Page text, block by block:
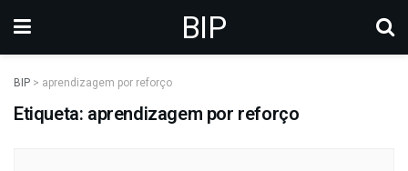
BIP
BIP > aprendizagem por reforço
Etiqueta: aprendizagem por reforço